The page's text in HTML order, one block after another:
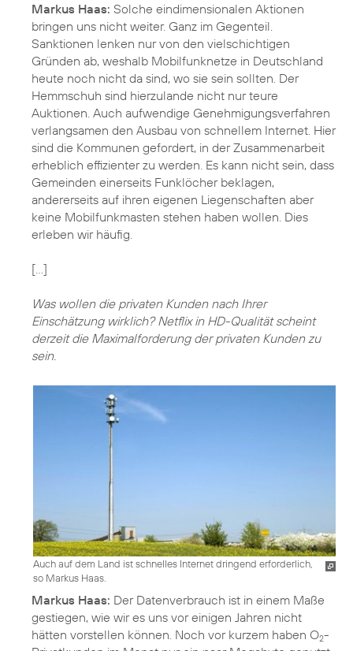
Markus Haas: Solche eindimensionalen Aktionen
bringen uns nicht weiter. Ganz im Gegenteil.
Sanktionen lenken nur von den vielschichtigen
Gründen ab, weshalb Mobilfunknetze in Deutschland
heute noch nicht da sind, wo sie sein sollten. Der
Hemmschuh sind hierzulande nicht nur teure
Auktionen. Auch aufwendige Genehmigungsverfahren
verlangsamen den Ausbau von schnellem Internet. Hier
sind die Kommunen gefordert, in der Zusammenarbeit
erheblich effizienter zu werden. Es kann nicht sein, dass
Gemeinden einerseits Funklöcher beklagen,
andererseits auf ihren eigenen Liegenschaften aber
keine Mobilfunkmasten stehen haben wollen. Dies
erleben wir häufig.
[…]
Was wollen die privaten Kunden nach Ihrer
Einschätzung wirklich? Netflix in HD-Qualität scheint
derzeit die Maximalforderung der privaten Kunden zu
sein.
Auch auf dem Land ist schnelles Internet dringend erforderlich,
so Markus Haas.
Markus Haas: Der Datenverbrauch ist in einem Maße
gestiegen, wie wir es uns vor einigen Jahren nicht
hätten vorstellen können. Noch vor kurzem haben O2-